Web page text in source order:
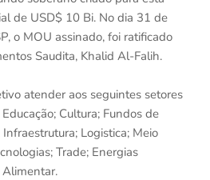
de USD$ 10 Bi. No dia 31 de
o MOU assinado, foi ratificado
Saudita, Khalid Al-Falih.
atender aos seguintes setores
Cultura; Fundos de
Logistica; Meio
Trade; Energias
Alimentar.